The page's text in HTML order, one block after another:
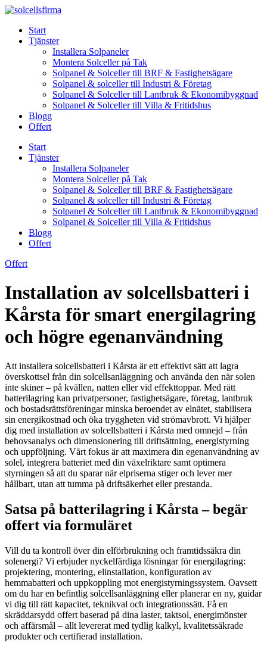
Skip
contentStart
Tjänster
Installera Solpaneler
Montera Solceller på Tak
Solpanel & Solceller till BRF & Fastighetsägare
Solpanel & solceller till Industri & Företag
Solpanel & Solceller till Lantbruk & Ekonomibyggnad
Solpanel & Solceller till Villa & Fritidshus
Blogg
Offert
Start
Tjänster
Installera Solpaneler
Montera Solceller på Tak
Solpanel & Solceller till BRF & Fastighetsägare
Solpanel & solceller till Industri & Företag
Solpanel & Solceller till Lantbruk & Ekonomibyggnad
Solpanel & Solceller till Villa & Fritidshus
Blogg
Offert
Offert
Installation av solcellsbatteri i
Kårsta för smart energilagring
och högre egenanvändning
Att installera solcellsbatteri i Kårsta är ett effektivt sätt att lagra
överskottsel från din solcellsanläggning och använda den när solen
inte skiner – på kvällen, natten eller vid effekttoppar. Med rätt
batterilagring kan privatpersoner, fastighetsägare, företag, lantbruk
och bostadsrättsföreningar minska beroendet av elnätet, stabilisera
sin energikostnad och öka tryggheten vid strömavbrott. Vi hjälper
dig med installation av solcellsbatteri i Kårsta med omnejd – från
behovsanalys och dimensionering till driftsättning, energistyrning
och uppföljning. Vårt fokus är att maximera din egenanvändning av
solel, integrera batteriet med din växelriktare samt optimera
styrningen så att du sparar när elpriserna stiger och lever mer
hållbart, utan att tumma på driftsäkerhet eller prestanda.
Satsa på batterilagring i Kårsta – begär
offert via formuläret
Vill du ta kontroll över din elförbrukning och framtidssäkra din
solenergi? Vi erbjuder nyckelfärdiga lösningar för energilagring:
projektering, montering, elinstallation, konfiguration av
hemmabatteri och uppkoppling mot energistyrningssystem. Oavsett
om du har en befintlig solcellsanläggning eller planerar en ny, guidar
vi dig till rätt kapacitet, teknikval och integrationssätt. Få en
skräddarsydd offert baserad på dina laster, taktsol, energimönster
och affärsmål – allt levererat med tydlig kalkyl, kvalitetssäkrade
produkter och certifierad installation.